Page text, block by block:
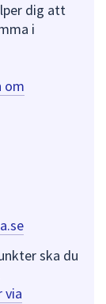
dig att
i
om
ska du
via